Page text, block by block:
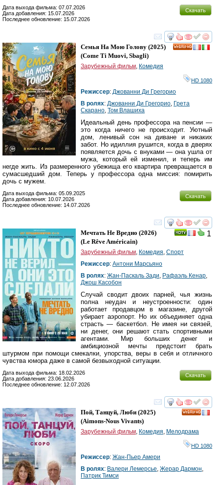
Скачать
Дата выхода фильма: 07.07.2026
Дата добавления: 15.07.2026
Последнее обновление: 15.07.2026
смотреть
Семья На Мою Голову (2025)
(Come Ti Muovi, Sbagli)
Зарубежный фильм, Комедия
HD 1080
Режиссер: Джованни Ди Грегорио
В ролях: Джованни Ди Грегорио, Грета
Скарано, Том Влашиха
Идеальный день профессора на пенсии —
это когда ничего не происходит. Уютный
дом, ленивый сон на диване и никаких
забот. Но идиллия рушится, когда в дверях
появляется дочь с внуками — она ушла от
мужа, который ей изменил, и теперь им
негде жить. Из размеренного убежища его квартира превращается в
сумасшедший дом. Теперь у профессора одна миссия: помирить
дочь с мужем.
Скачать
Дата выхода фильма: 05.09.2025
Дата добавления: 10.07.2026
Последнее обновление: 14.07.2026
смотреть
1
Мечтать Не Вредно (2026)
(Le Rêve Américain)
Зарубежный фильм, Комедия, Спорт
Режиссер: Антони Марсьяно
В ролях: Жан-Паскаль Зади, Рафаэль Кенар,
Джош Касобон
Случай сводит двоих парней, чья жизнь
полна неудач и неустроенности: один
работает продавцом в магазине, другой
убирает аэропорт. Но их объединяет одна
страсть — баскетбол. Не имея ни связей,
ни денег, они решают стать спортивными
агентами. Мир больших денег и
амбициозной мечты предстоит брать
штурмом при помощи смекалки, упорства, веры в себя и отличного
чувства юмора даже в самой безвыходной ситуации.
Скачать
Дата выхода фильма: 18.02.2026
Дата добавления: 23.06.2026
Последнее обновление: 12.07.2026
смотреть
Пой, Танцуй, Люби (2025)
(Aimons-Nous Vivants)
Зарубежный фильм, Комедия, Мелодрама
HD 1080
Режиссер: Жан-Пьер Амери
В ролях: Валери Лемерсье, Жерар Дармон,
Патрик Тимси